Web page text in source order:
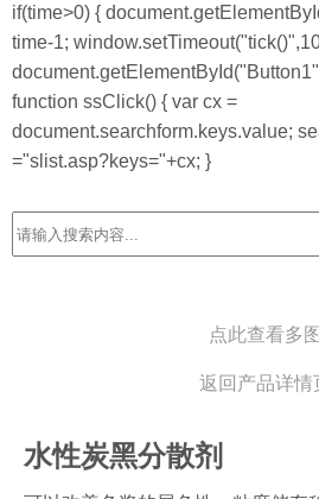
if(time>0) {
time-1;
function ssClick() { var cx =
document.searchform.keys.value;
="slist.asp?keys="+cx; }
点此查看多图
返回产品详情
水性炭黑分散剂